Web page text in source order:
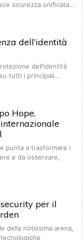
sicurezza unificata…
dell’identità
dell’identità
tutti i principali…
Hope,
punta a trasformare i
e da osservare,
per il
della notissima arena,